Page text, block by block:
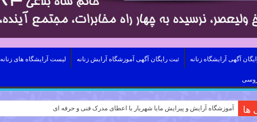
آگهی آرایشگاه زنانه ثبت رایگان آگهی آموزشگاه آرایش زنانه لیست آرایشگاه های زنانه
ها آموزشگاه آرایش و پیرایش مایا شهریار با اعطای مدرک فنی و حرفه ای